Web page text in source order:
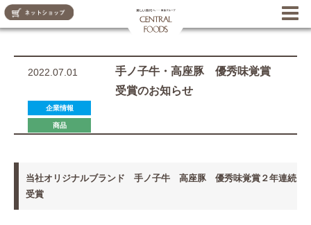
2022.07.01
企業情報
商品
手ノ子牛・高座豚 優秀味覚賞
受賞のお知らせ
当社オリジナルブランド 手ノ子牛 高座豚 優秀味覚賞２年連続
受賞